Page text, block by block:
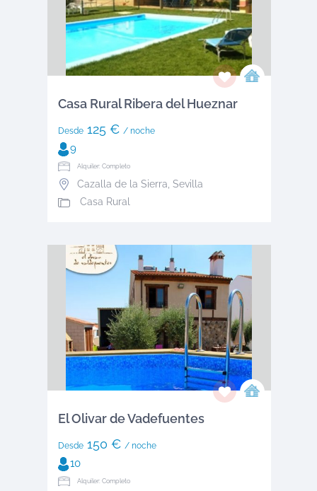
Casa Rural Ribera del Hueznar
Desde125 € / noche
9
Alquiler: Completo
Cazalla de la Sierra Sevilla
Casa Rural
El Olivar de Vadefuentes
Desde150 € / noche
10
Alquiler: Completo